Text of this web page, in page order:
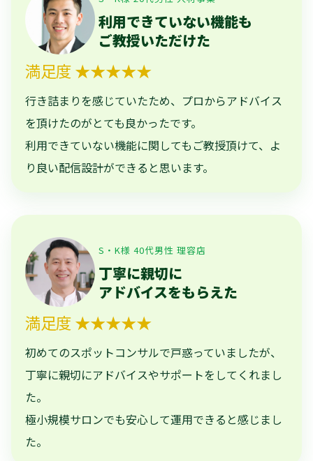
利用できていない機能も
ご教授いただけた
満足度 ★★★★★
行き詰まりを感じていたため、プロからアドバイス
を頂けたのがとても良かったです。
利用できていない機能に関してもご教授頂けて、よ
り良い配信設計ができると思います。
S・K様 40代男性 理容店
丁寧に親切に
アドバイスをもらえた
満足度 ★★★★★
初めてのスポットコンサルで戸惑っていましたが、
丁寧に親切にアドバイスやサポートをしてくれまし
た。
極小規模サロンでも安心して運用できると感じまし
た。